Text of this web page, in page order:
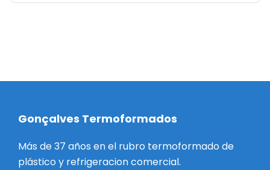
Gonçalves Termoformados
Más de 37 años en el rubro termoformado de
plástico y refrigeracion comercial.